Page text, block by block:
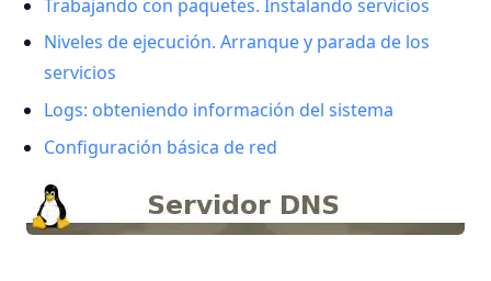
Trabajando con paquetes. Instalando servicios
Niveles de ejecución. Arranque y parada de los
servicios
Logs: obteniendo información del sistema
Configuración básica de red